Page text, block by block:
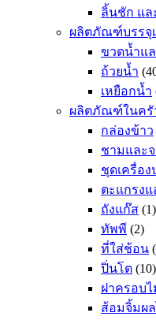
ลิ้นชัก แล
ผลิตภัณฑ์บรรจุ
ขวดน้ำแ
ถ้วยน้ำ
เหยือกน้ำ
ผลิตภัณฑ์ในครั
กล่องข้าว
ชามและ
ชุดเครื่อง
ตะแกรง
ถังแก๊ส (1)
ทัพพี (2)
ที่ใส่ช้อน
ปิ่นโต (10)
ฝาครอบไ
ส้อมจิ้มผ